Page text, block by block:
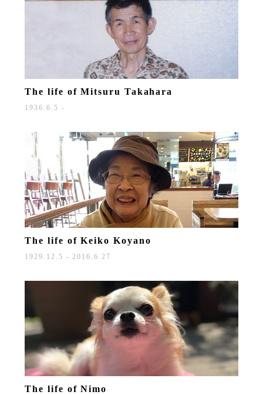
The life ofMitsuru Takahara
1936.6.5 -
The life ofKeiko Koyano
1929.12.5 - 2016.6.27
The life ofNimo